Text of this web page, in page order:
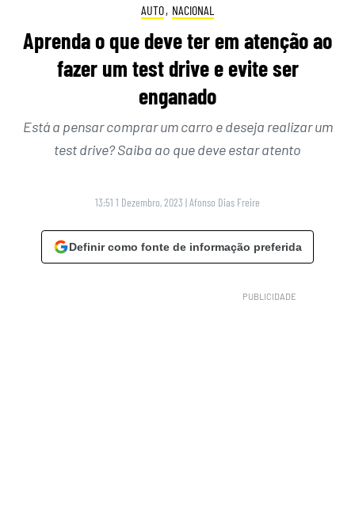
AUTO, NACIONAL
Aprenda o que deve ter em atenção ao
fazer um test drive e evite ser
enganado
Está a pensar comprar um carro e deseja realizar um
test drive? Saiba ao que deve estar atento
13:51 1 Dezembro, 2023 |Afonso Dias Freire
Definir como fonte de informação preferida